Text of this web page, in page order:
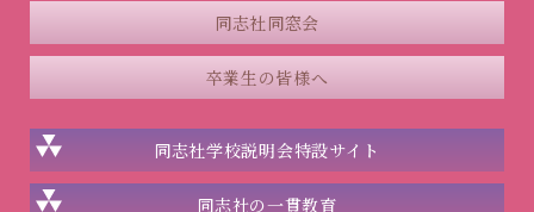
同志社同窓会
卒業生の皆様へ
同志社学校説明会特設サイト
同志社の一貫教育